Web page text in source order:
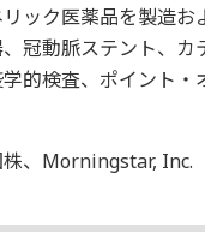
ック医薬品を製造
冠動脈ステント、
的検査、ポイント
株、Morningstar, Inc.